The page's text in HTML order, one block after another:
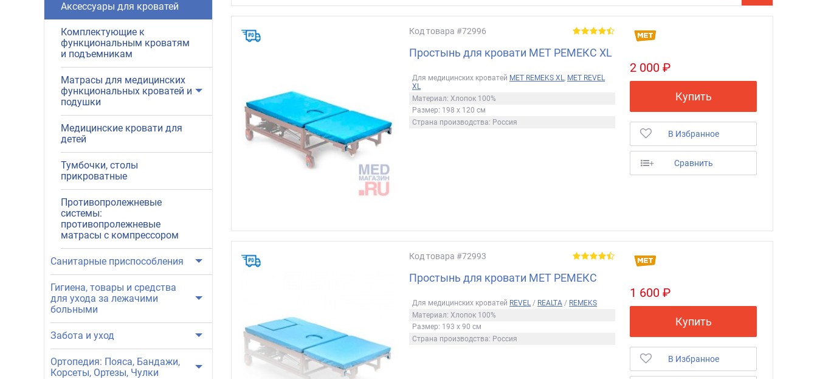
Аксессуары для кроватей
Комплектующие к
функциональным кроватям
и подъемникам
Матрасы для медицинских
функциональных кроватей и
подушки
Медицинские кровати для
детей
Тумбочки, столы
прикроватные
Противопролежневые
системы:
противопролежневые
матрасы с компрессором
Санитарные приспособления
Гигиена, товары и средства
для ухода за лежачими
больными
Забота и уход
Ортопедия: Пояса, Бандажи,
Корсеты, Ортезы, Чулки
Код товара #72996
Простынь для кровати МЕТ РЕМЕКС XL
Для медицинских кроватей МЕТ REMEKS XL, МЕТ REVEL
XL
Материал: Хлопок 100%
Размер: 198 х 120 см
Страна производства: Россия
2 000 ₽
Купить
В Избранное
+ Сравнить
Код товара #72993
Простынь для кровати МЕТ РЕМЕКС
Для медицинских кроватей REVEL/ REALTA / REMEKS
Материал: Хлопок 100%
Размер: 193 х 90 см
Страна производства: Россия
1 600 ₽
Купить
В Избранное